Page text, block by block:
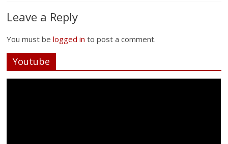
Leave a Reply
You must belogged in to post a comment.
Youtube